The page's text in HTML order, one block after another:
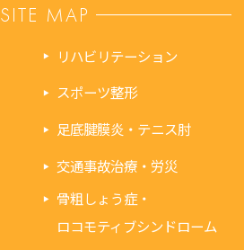
SITE MAP
リハビリテーション
スポーツ整形
足底腱膜炎・テニス肘
交通事故治療・労災
骨粗しょう症・
ロコモティブシンドローム